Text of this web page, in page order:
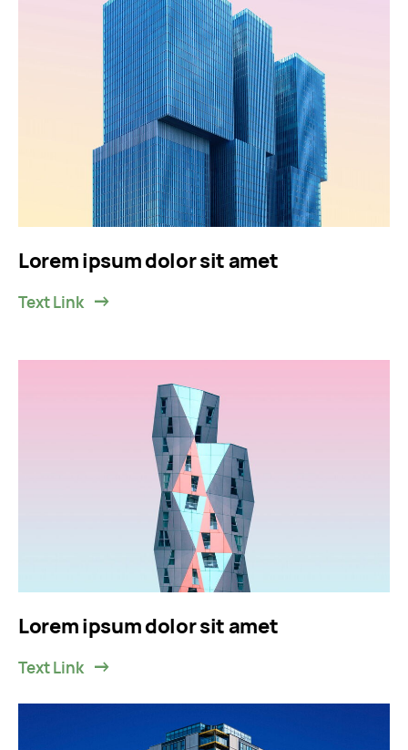
Lorem ipsum dolor sit amet
Text Link
Lorem ipsum dolor sit amet
Text Link